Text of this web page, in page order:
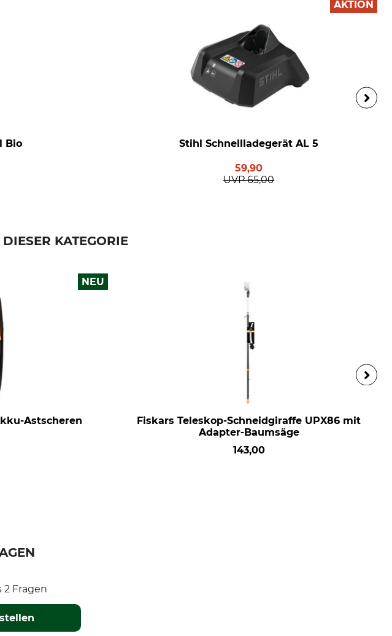
Bio
AKTION
Stihl Schnellladegerät AL 5
59,90
UVP 65,00
KATEGORIE
NEU
Astscheren
Fiskars Teleskop-Schneidgiraffe UPX86 mit
Adapter-Baumsäge
143,00
Fragen